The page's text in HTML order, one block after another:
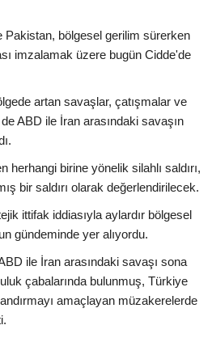
Pakistan, bölgesel gerilim sürerken
imzalamak üzere bugün Cidde'de
artan savaşlar, çatışmalar ve
ABD ile İran arasındaki savaşın
birine yönelik silahlı saldırı,
bir saldırı olarak değerlendirilecek.
ittifak iddiasıyla aylardır bölgesel
gündeminde yer alıyordu.
ile İran arasındaki savaşı sona
çabalarında bulunmuş, Türkiye
amaçlayan müzakerelerde